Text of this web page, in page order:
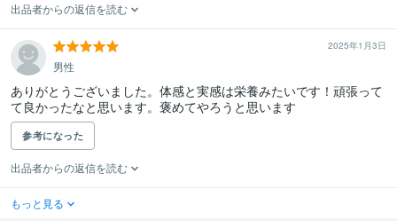
出品者からの返信を読む
2025年1月3日
男性
ありがとうございました。体感と実感は栄養みたいです！頑張って
て良かったなと思います。褒めてやろうと思います
参考になった
出品者からの返信を読む
もっと見る